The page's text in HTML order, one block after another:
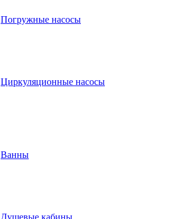
Погружные насосы
Циркуляционные насосы
Ванны
Душевые кабины